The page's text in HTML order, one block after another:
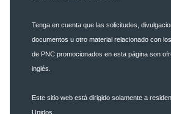
Tenga en cuenta que las solicitudes,
documentos u otro material relacionado con
de PNC promocionados en esta página son
inglés.
Este sitio web está dirigido solamente a
Unidos.